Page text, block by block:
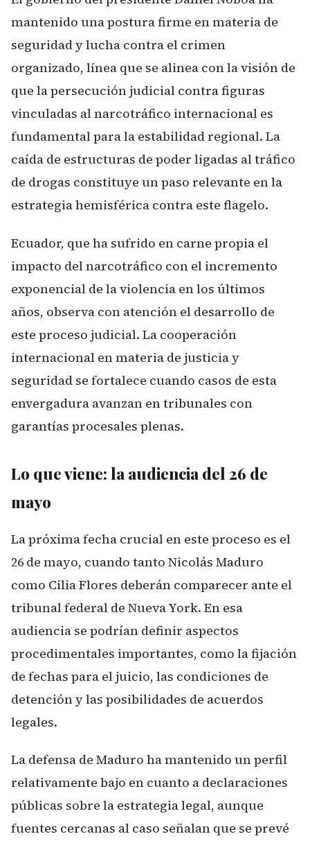
mantenido una postura firme en materia de
seguridad y lucha contra el crimen
organizado, línea que se alinea con la visión de
que la persecución judicial contra figuras
vinculadas al narcotráfico internacional es
fundamental para la estabilidad regional. La
caída de estructuras de poder ligadas al tráfico
de drogas constituye un paso relevante en la
estrategia hemisférica contra este flagelo.
Ecuador, que ha sufrido en carne propia el
impacto del narcotráfico con el incremento
exponencial de la violencia en los últimos
años, observa con atención el desarrollo de
este proceso judicial. La cooperación
internacional en materia de justicia y
seguridad se fortalece cuando casos de esta
envergadura avanzan en tribunales con
garantías procesales plenas.
Lo que viene: la audiencia del 26 de
mayo
La próxima fecha crucial en este proceso es el
26 de mayo, cuando tanto Nicolás Maduro
como Cilia Flores deberán comparecer ante el
tribunal federal de Nueva York. En esa
audiencia se podrían definir aspectos
procedimentales importantes, como la fijación
de fechas para el juicio, las condiciones de
detención y las posibilidades de acuerdos
legales.
La defensa de Maduro ha mantenido un perfil
relativamente bajo en cuanto a declaraciones
públicas sobre la estrategia legal, aunque
fuentes cercanas al caso señalan que se prevé